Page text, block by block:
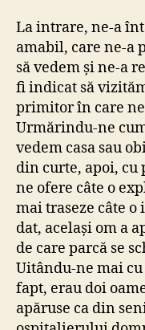
La intrare, ne-a
amabil, care ne-a
să vedem și ne-a
fi indicat să
primitor în care
Urmărindu-ne
vedem casa sau
din curte, apoi, cu
ne ofere câte o
mai traseze câte
dat, același om a
de care parcă se
Uitându-ne mai
fapt, erau doi
apăruse ca din